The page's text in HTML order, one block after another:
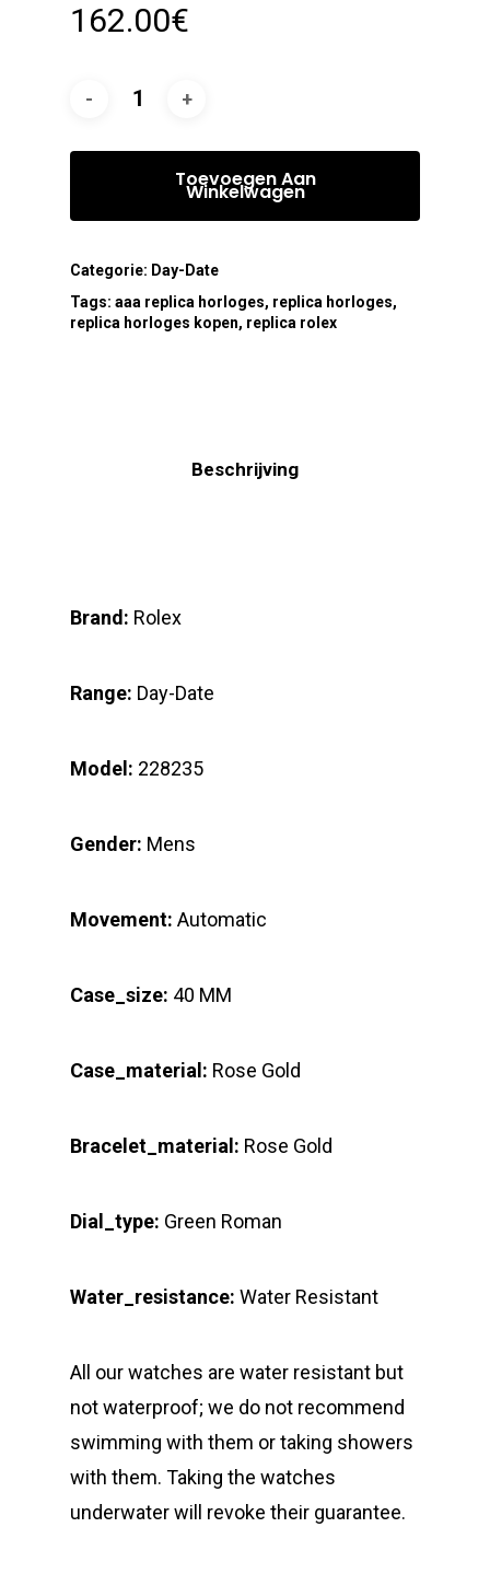
162.00€
Toevoegen Aan
Winkelwagen
Categorie: Day-Date
Tags: aaa replica horloges, replica horloges,
replica horloges kopen, replica rolex
Beschrijving
Brand: Rolex
Range: Day-Date
Model: 228235
Gender: Mens
Movement: Automatic
Case_size: 40 MM
Case_material: Rose Gold
Bracelet_material: Rose Gold
Dial_type: Green Roman
Water_resistance: Water Resistant
All our watches are water resistant but
not waterproof; we do not recommend
swimming with them or taking showers
with them. Taking the watches
underwater will revoke their guarantee.